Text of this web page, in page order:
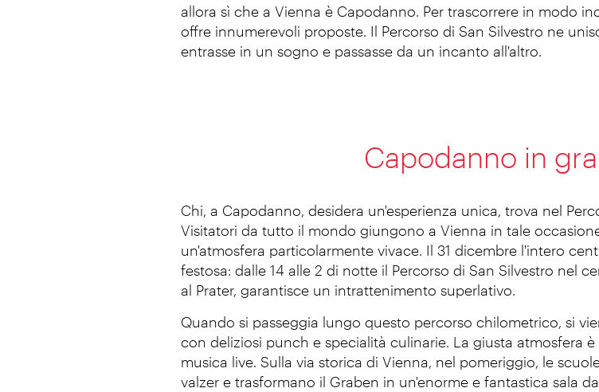
allora sì che a Vienna è Capodanno. Per trascorrere in modo
offre innumerevoli proposte. Il Percorso di San Silvestro ne
entrasse in un sogno e passasse da un incanto all'altro.
Capodanno in
Chi, a Capodanno, desidera un'esperienza unica, trova nel
Visitatori da tutto il mondo giungono a Vienna in tale
un'atmosfera particolarmente vivace. Il 31 dicembre l'intero
festosa: dalle 14 alle 2 di notte il Percorso di San Silvestro nel
al Prater, garantisce un intrattenimento superlativo.
Quando si passeggia lungo questo percorso chilometrico, si
con deliziosi punch e specialità culinarie. La giusta atmosfera
musica live. Sulla via storica di Vienna, nel pomeriggio, le
valzer e trasformano il Graben in un'enorme e fantastica sala